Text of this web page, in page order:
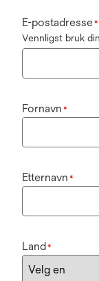
E-postadresse*
Vennligst bruk
Fornavn *
Etternavn *
Land*